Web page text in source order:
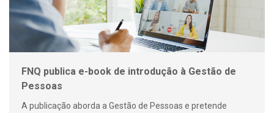
FNQ publica e-book de introdução à Gestão de
Pessoas
A publicação aborda a Gestão de Pessoas e pretende